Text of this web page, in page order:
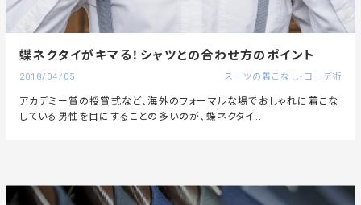
蝶ネクタイがキマる！シャツとの合わせ方のポイント
2018/04/05 スーツの着こなし・コーデ術
アカデミー賞の授賞式など、海外のフォーマルな場でおしゃれに着こな
している男性を目にすることの多いのが、蝶ネクタイ...